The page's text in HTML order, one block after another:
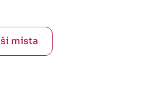
místa